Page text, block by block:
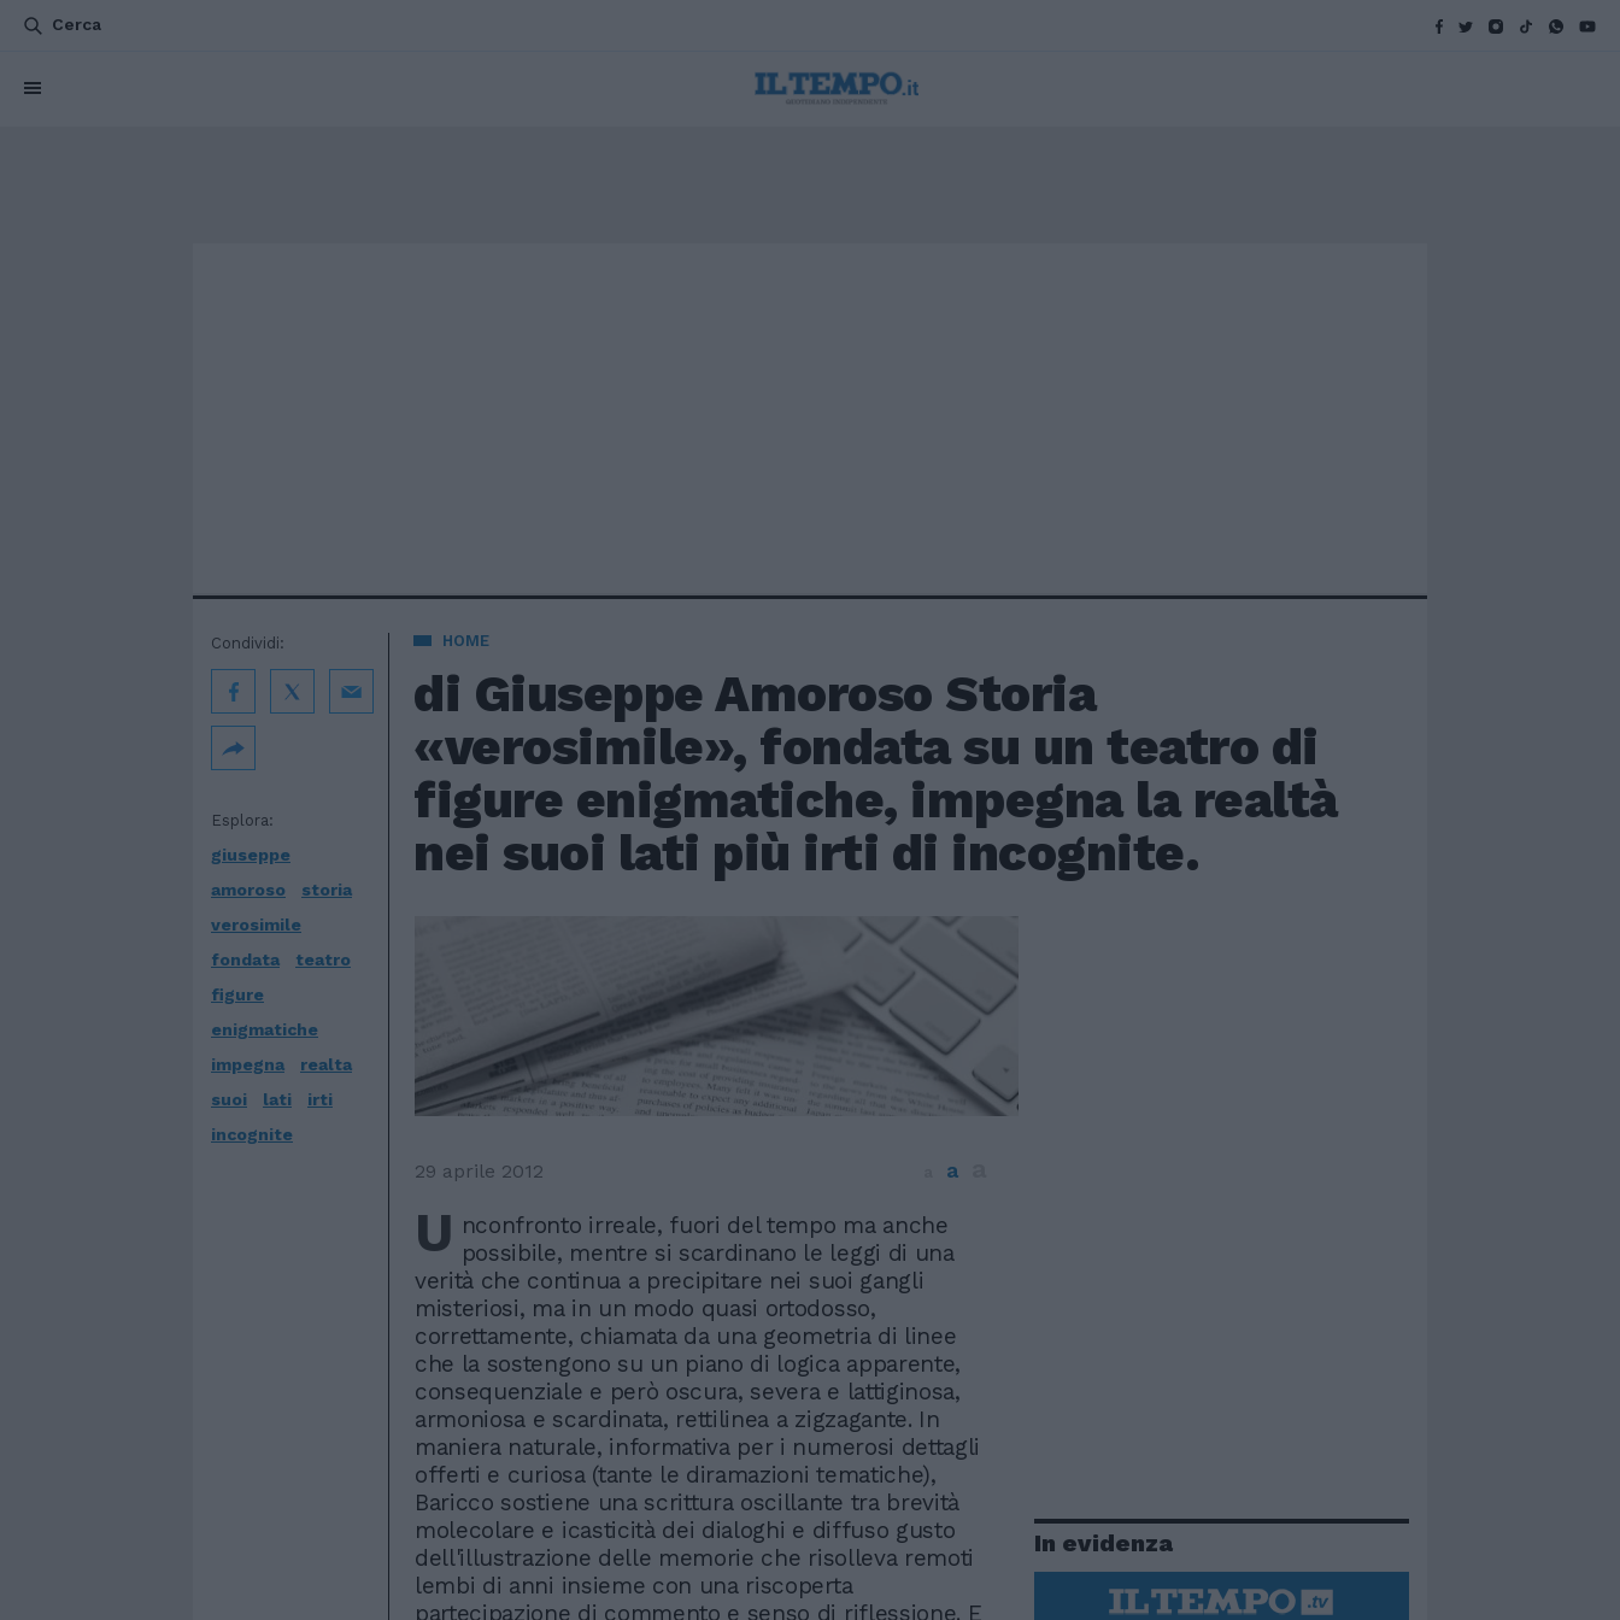
Cerca
HOME
di Giuseppe Amoroso Storia
«verosimile», fondata su un teatro di
figure enigmatiche, impegna la realtà
nei suoi lati più irti di incognite.
Esplora:
giuseppe
amoroso
storia
verosimile
fondata
teatro
figure
enigmatiche
impegna
realta
suoi
lati
irti
incognite
Condividi:
29 aprile 2012 a
U nconfronto irreale, fuori del tempo ma anche
possibile, mentre si scardinano le leggi di una
verità che continua a precipitare nei suoi gangli
misteriosi, ma in un modo quasi ortodosso,
correttamente, chiamata da una geometria di linee
che la sostengono su un piano di logica apparente,
consequenziale e però oscura, severa e lattiginosa,
armoniosa e scardinata, rettilinea a zigzagante. In
maniera naturale, informativa per i numerosi dettagli
offerti e curiosa (tante le diramazioni tematiche),
Baricco sostiene una scrittura oscillante tra brevità
molecolare e icasticità dei dialoghi e diffuso gusto
dell'illustrazione delle memorie che risolleva remoti
lembi di anni insieme con una riscoperta
partecipazione di commento e senso di riflessione. E
In evidenza